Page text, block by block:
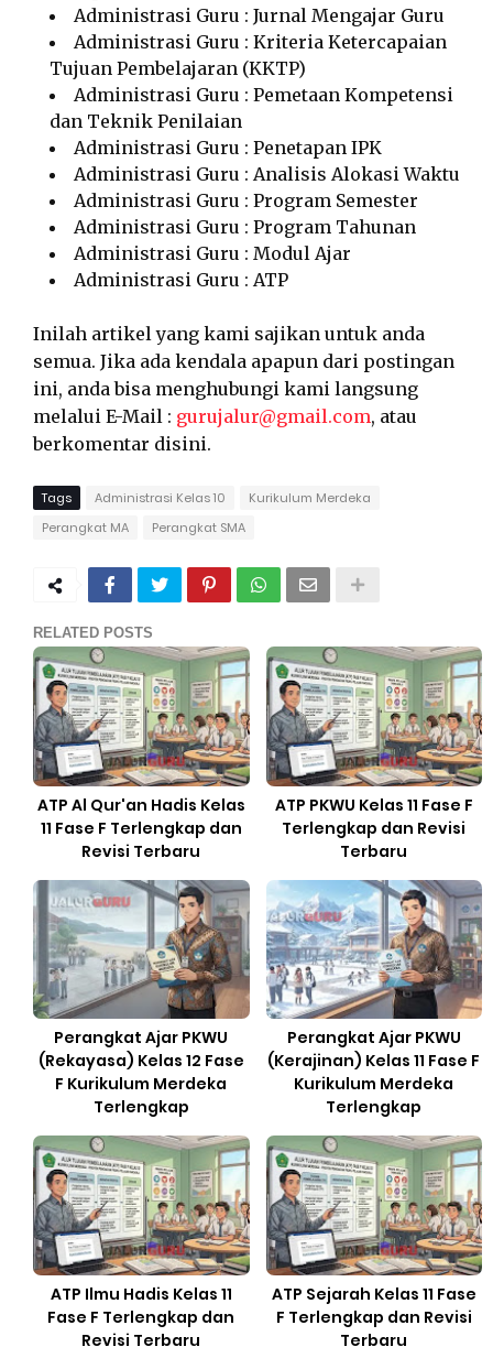
Administrasi Guru : Jurnal Mengajar Guru
Administrasi Guru : Kriteria Ketercapaian
Tujuan Pembelajaran (KKTP)
Administrasi Guru : Pemetaan Kompetensi
dan Teknik Penilaian
Administrasi Guru : Penetapan IPK
Administrasi Guru : Analisis Alokasi Waktu
Administrasi Guru : Program Semester
Administrasi Guru : Program Tahunan
Administrasi Guru : Modul Ajar
Administrasi Guru : ATP
Inilah artikel yang kami sajikan untuk anda
semua. Jika ada kendala apapun dari postingan
ini, anda bisa menghubungi kami langsung
melalui E-Mail : gurujalur@gmail.com, atau
berkomentar disini.
Tags Administrasi Kelas 10
Kurikulum Merdeka
Perangkat MA
Perangkat SMA
RELATED POSTS
ATP Al Qur'an Hadis Kelas
11 Fase F Terlengkap dan
Revisi Terbaru
ATP PKWU Kelas 11 Fase F
Terlengkap dan Revisi
Terbaru
Perangkat Ajar PKWU
(Rekayasa) Kelas 12 Fase
F Kurikulum Merdeka
Terlengkap
Perangkat Ajar PKWU
(Kerajinan) Kelas 11 Fase F
Kurikulum Merdeka
Terlengkap
ATP Ilmu Hadis Kelas 11
Fase F Terlengkap dan
Revisi Terbaru
ATP Sejarah Kelas 11 Fase
F Terlengkap dan Revisi
Terbaru